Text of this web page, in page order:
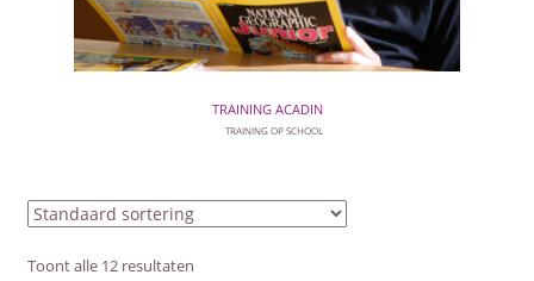
TRAINING ACADIN
TRAINING OP SCHOOL
Toont alle 12 resultaten